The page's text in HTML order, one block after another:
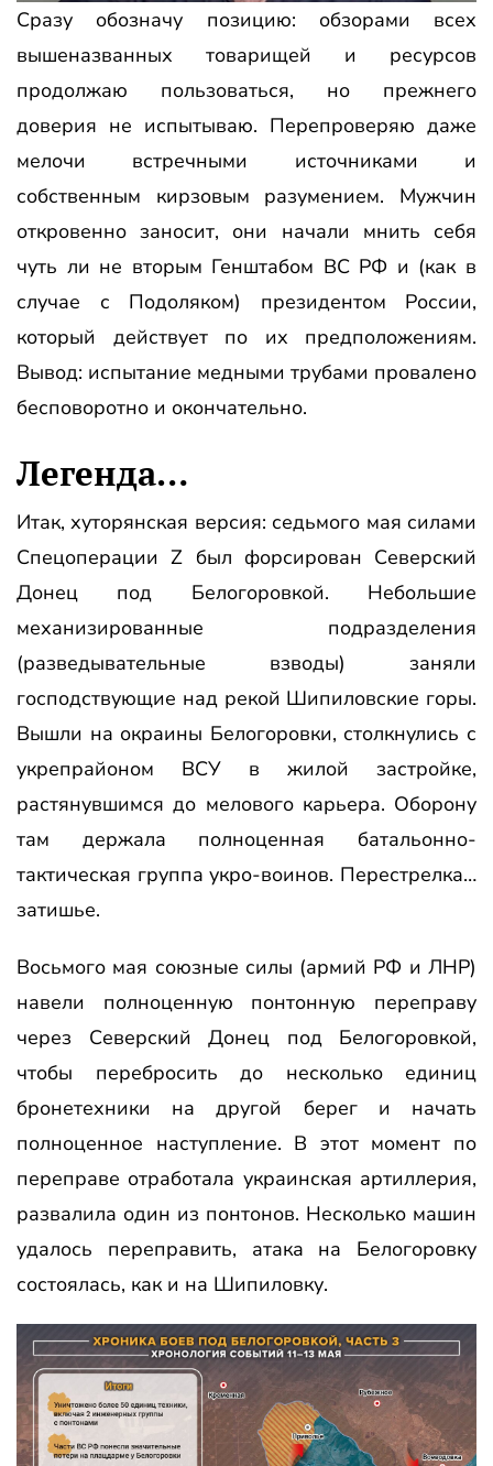
Сразу обозначу позицию: обзорами всех
вышеназванных товарищей и ресурсов
продолжаю пользоваться, но прежнего
доверия не испытываю. Перепроверяю даже
мелочи встречными источниками и
собственным кирзовым разумением. Мужчин
откровенно заносит, они начали мнить себя
чуть ли не вторым Генштабом ВС РФ и (как в
случае с Подоляком) президентом России,
который действует по их предположениям.
Вывод: испытание медными трубами провалено
бесповоротно и окончательно.
Легенда…
Итак, хуторянская версия: седьмого мая силами
Спецоперации Z был форсирован Северский
Донец под Белогоровкой. Небольшие
механизированные подразделения
(разведывательные взводы) заняли
господствующие над рекой Шипиловские горы.
Вышли на окраины Белогоровки, столкнулись с
укрепрайоном ВСУ в жилой застройке,
растянувшимся до мелового карьера. Оборону
там держала полноценная батальонно-
тактическая группа укро-воинов. Перестрелка…
затишье.
Восьмого мая союзные силы (армий РФ и ЛНР)
навели полноценную понтонную переправу
через Северский Донец под Белогоровкой,
чтобы перебросить до несколько единиц
бронетехники на другой берег и начать
полноценное наступление. В этот момент по
переправе отработала украинская артиллерия,
развалила один из понтонов. Несколько машин
удалось переправить, атака на Белогоровку
состоялась, как и на Шипиловку.